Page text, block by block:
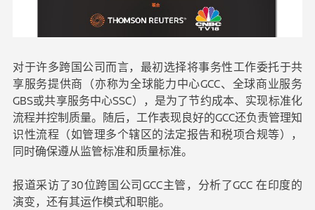
对于许多跨国公司而言，最初选择将事务性工作委托于共
享服务提供商（亦称为全球能力中心GCC、全球商业服务
GBS或共享服务中心SSC），是为了节约成本、实现标准化
流程并控制质量。随后，工作表现良好的GCC还负责管理知
识性流程（如管理多个辖区的法定报告和税项合规等），
同时确保遵从监管标准和质量标准。
报道采访了30位跨国公司GCC主管，分析了GCC 在印度的
演变，还有其运作模式和职能。